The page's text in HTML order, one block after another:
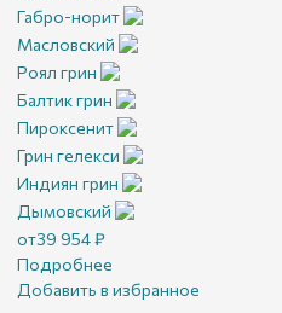
Габро-норит
Масловский
Роял грин
Балтик грин
Пироксенит
Грин гелекси
Индиян грин
Дымовский
от39 954₽
Подробнее
Добавить в избранное